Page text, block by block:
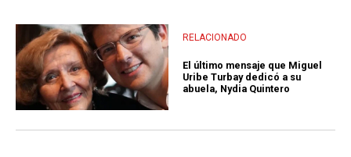
RELACIONADO
El último mensaje que Miguel
Uribe Turbay dedicó a su
abuela, Nydia Quintero